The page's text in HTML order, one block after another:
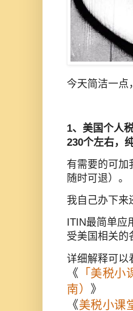
今天简洁一点
1、美国个人
230个左右，
有需要的可加
随时可退）。
我自己办下来
ITIN最简单
受美国相关的
详细解释可以
《 「美税
南） 》
《美税小课